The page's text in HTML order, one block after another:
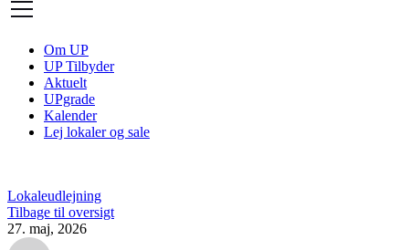
Om UP
UP Tilbyder
Aktuelt
UPgrade
Kalender
Lej lokaler og sale
Lokaleudlejning
Tilbage til oversigt
27. maj, 2026